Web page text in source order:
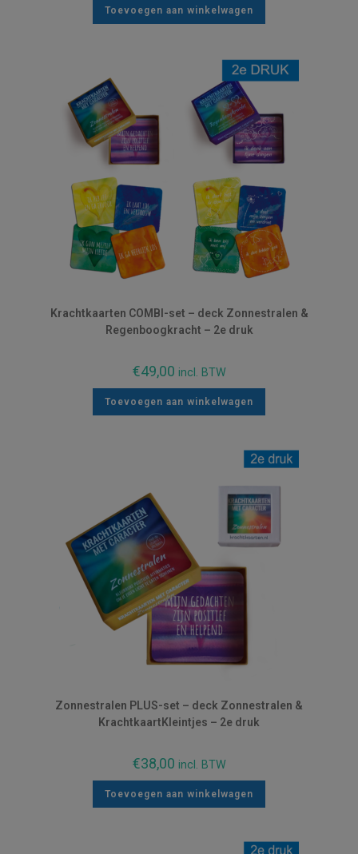
Toevoegen aan winkelwagen
Krachtkaarten COMBI-set – deck Zonnestralen &
Regenboogkracht – 2e druk
€49,00 incl. BTW
Toevoegen aan winkelwagen
Zonnestralen PLUS-set – deck Zonnestralen &
KrachtkaartKleintjes – 2e druk
€38,00 incl. BTW
Toevoegen aan winkelwagen